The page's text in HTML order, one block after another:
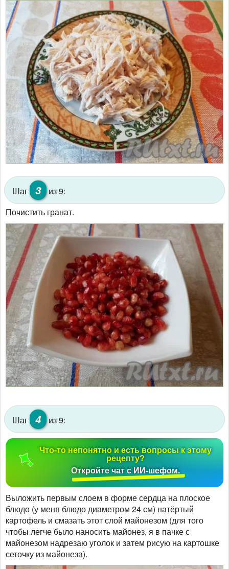
Шаг 3
из 9:
Почистить гранат.
Шаг 4 из 9:
Что-то непонятно и есть вопросы к этому
рецепту?
Откройте чат с ИИ-шефом.
Выложить первым слоем в форме сердца на плоское
блюдо (у меня блюдо диаметром 24 см) натёртый
картофель и смазать этот слой майонезом (для того
чтобы легче было наносить майонез, я в пачке с
майонезом надрезаю уголок и затем рисую на картошке
сеточку из майонеза).